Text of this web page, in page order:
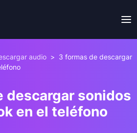
audio > 3 formas de descargar
descargar sonidos
en el teléfono